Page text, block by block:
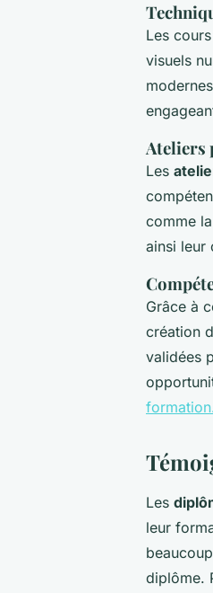
Les
visuels
Ateliers
Les
comme
ainsi leur
Grâce à
création
validées
Les
leur
diplôme.